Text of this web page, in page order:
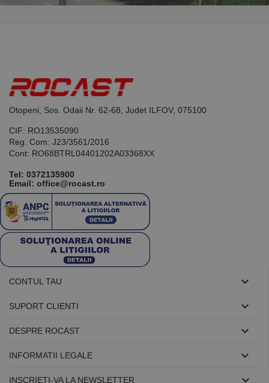
Otopeni, Sos. Odaii Nr. 62-68, Judet ILFOV, 075100
CIF: RO13535090
Reg. Com: J23/3561/2016
Cont: RO68BTRL04401202A03368XX
Tel: 0372135900
Email: office@rocast.ro
CONTUL TAU 
SUPORT CLIENTI 
DESPRE ROCAST 
INFORMATII LEGALE 
INSCRIETI-VA LA NEWSLETTER